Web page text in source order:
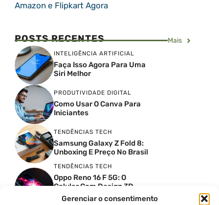
Gerenciar o consentimento
Amazon e Flipkart Agora
POSTS RECENTES Mais
INTELIGÊNCIA ARTIFICIAL
Faça Isso Agora Para Uma
Siri Melhor
PRODUTIVIDADE DIGITAL
Como Usar O Canva Para
Iniciantes
TENDÊNCIAS TECH
Samsung Galaxy Z Fold 8:
Unboxing E Preço No Brasil
TENDÊNCIAS TECH
Oppo Reno 16 F 5G: O
Celular Com Design 3D
Surreal E Câmeras De 50